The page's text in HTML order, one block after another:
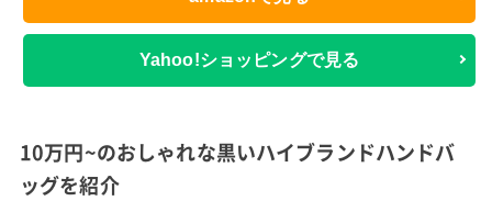
Yahoo!ショッピングで見る
10万円~のおしゃれな黒いハイブランドハンドバ
ッグを紹介